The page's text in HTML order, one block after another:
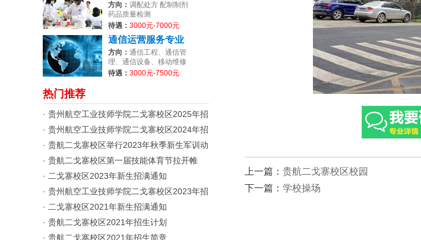
方向： 调配处方 配制制剂
药品质量检测
待遇： 3000元-7000元
通信运营服务专业
方向： 通信工程、通信管
理、通信设备、移动维修
等
待遇： 3000元-7500元
热门推荐
· 贵州航空工业技师学院二戈寨校区2025年招
生简章
· 贵州航空工业技师学院二戈寨校区2024年招
生简章
· 贵航二戈寨校区举行2023年秋季新生军训动
员大会
· 贵航二戈寨校区第一届技能体育节拉开帷
幕！
· 二戈寨校区2023年新生招满通知
· 贵州航空工业技师学院二戈寨校区2023年招
生简章
· 二戈寨校区2021年新生招满通知
· 贵航二戈寨校区2021年招生计划
· 贵航二戈寨校区2021年招生简章
上一篇： 贵航二戈寨校区校园
下一篇： 学校操场